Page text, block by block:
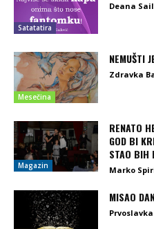
Satatatira
Deana
Mesečina
NEMUŠTI
Zdravka
Magazin
RENATO
GOD BI
STAO BIH
Marko
MISAO